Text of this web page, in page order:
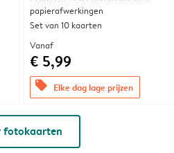
papierafwerkingen
Set van 10 kaarten
Vanaf
€ 5,99
offers Elke dag lage prijzen
fotokaarten